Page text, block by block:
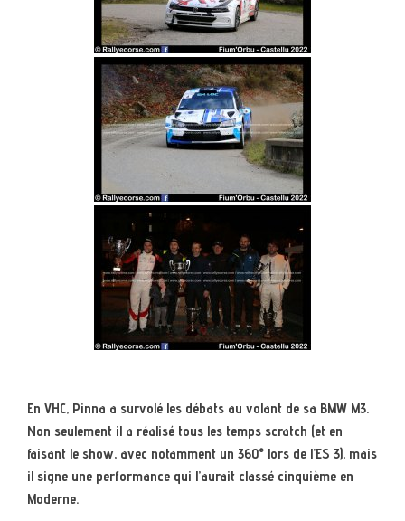
En VHC, Pinna a survolé les débats au volant de sa BMW M3.
Non seulement il a réalisé tous les temps scratch (et en
faisant le show, avec notamment un 360° lors de l’ES 3), mais
il signe une performance qui l’aurait classé cinquième en
Moderne.